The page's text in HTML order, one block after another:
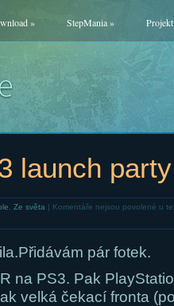
» StepMania»
launch
Ze světa | Komentáře nejsou povolené u
pár fotek.
na PS3. Pak
velká čekací fronta